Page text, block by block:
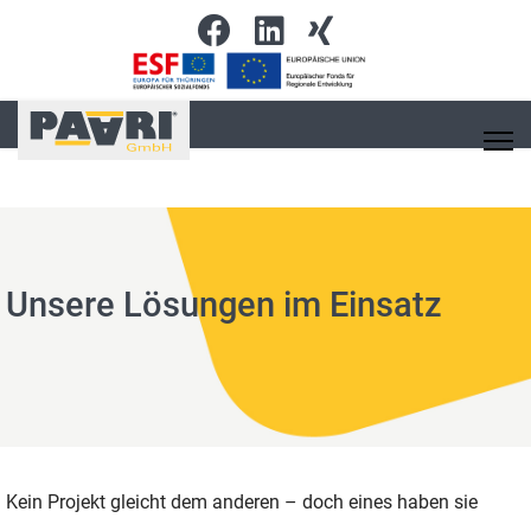
Unsere Lösungen im Einsatz
Kein Projekt gleicht dem anderen – doch eines haben sie